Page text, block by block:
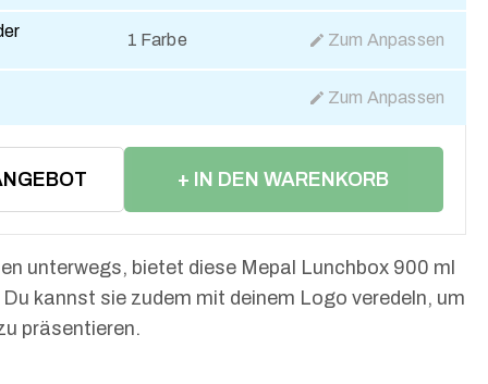
1 Farbe Zum Anpassen
Zum Anpassen
+ IN DEN WARENKORB
unterwegs, bietet diese Mepal Lunchbox 900 ml
kannst sie zudem mit deinem Logo veredeln, um
präsentieren.